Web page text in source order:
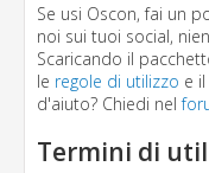
Se usi Oscon, fai un
noi sui tuoi social,
Scaricando il
le regole di utilizzo e il
d'aiuto? Chiedi nel
Termini di